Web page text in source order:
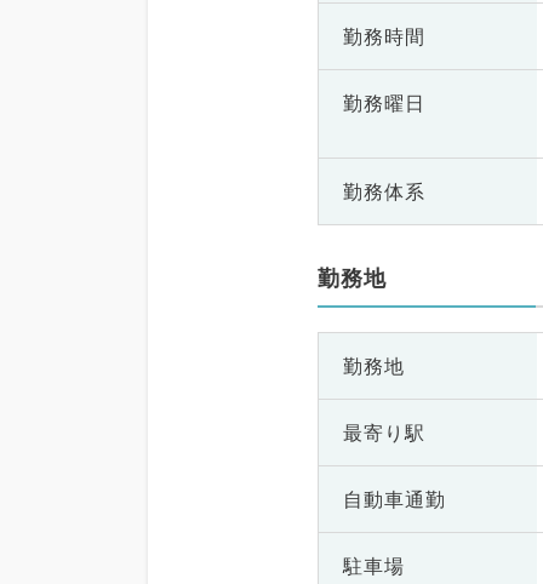
勤務時間
勤務曜日
勤務体系
勤務地
勤務地
最寄り駅
自動車通勤
駐車場